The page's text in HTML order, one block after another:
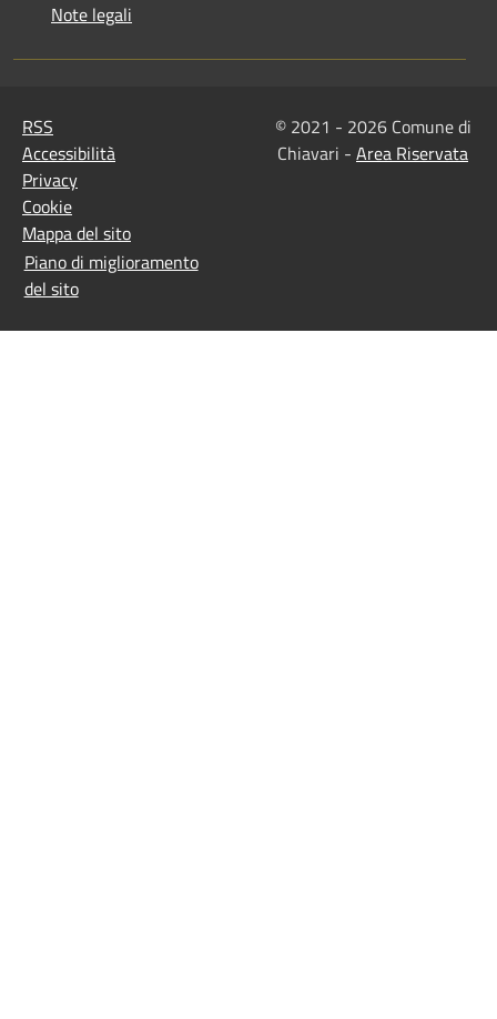
Note legali
RSS
Accessibilità
Privacy
Cookie
Mappa del sito
Piano di miglioramento
del sito
© 2021 - 2026 Comune di
Chiavari - Area Riservata